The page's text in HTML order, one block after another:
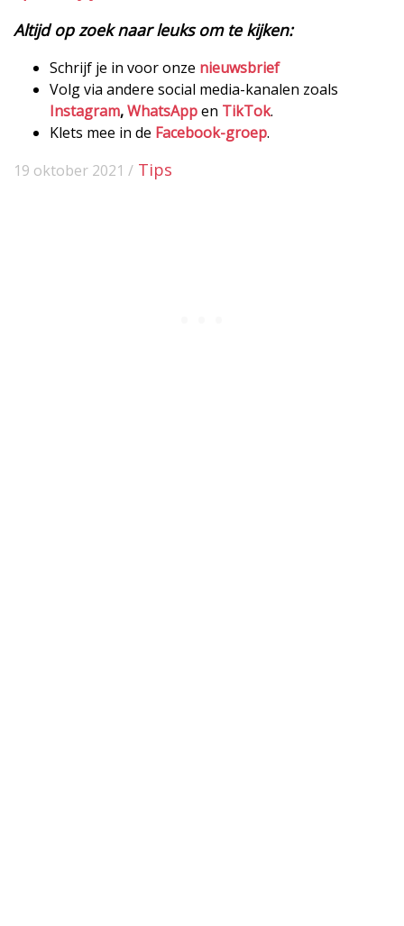
Altijd op zoek naar leuks om te kijken:
Schrijf je in voor onze nieuwsbrief
Volg via andere social media-kanalen zoals
Instagram,WhatsAppen TikTok.
Klets mee in de Facebook-groep.
19 oktober 2021 / Tips